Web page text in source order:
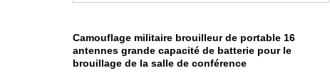
Camouflage militaire brouilleur de portable 16
antennes grande capacité de batterie pour le
brouillage de la salle de conférence